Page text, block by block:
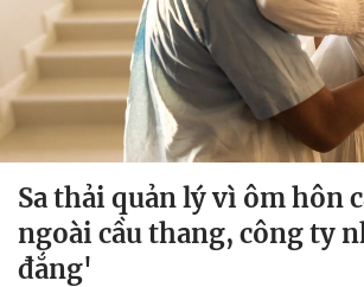
Sa thải quản lý vì ôm hôn
ngoài cầu thang, công ty
đắng'